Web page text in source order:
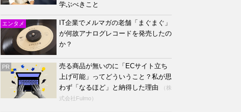
学ぶべきこと
エンタメ
IT企業でメルマガの老舗「まぐまぐ」
が何故アナログレコードを発売したの
か？
PR
売る商品が無いのに「ECサイト立ち
上げ可能」ってどういうこと？私が思
わず「なるほど」と納得した理由
（株
式会社Fulmo）